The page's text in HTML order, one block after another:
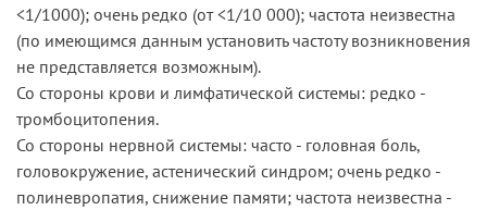
<1/1000); очень редко (от <1/10 000); частота неизвестна
(по имеющимся данным установить частоту возникновения
не представляется возможным).
Со стороны крови и лимфатической системы: редко -
тромбоцитопения.
Со стороны нервной системы: часто - головная боль,
головокружение, астенический синдром; очень редко -
полиневропатия, снижение памяти; частота неизвестна -